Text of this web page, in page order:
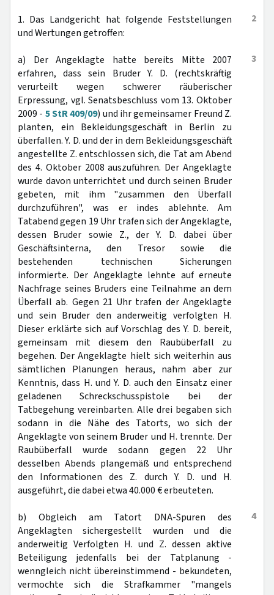
2
1. Das Landgericht hat folgende Feststellungen
und Wertungen getroffen:
3
a) Der Angeklagte hatte bereits Mitte 2007
erfahren, dass sein Bruder Y. D. (rechtskräftig
verurteilt wegen schwerer räuberischer
Erpressung, vgl. Senatsbeschluss vom 13. Oktober
2009 - 5 StR 409/09) und ihr gemeinsamer Freund Z.
planten, ein Bekleidungsgeschäft in Berlin zu
überfallen. Y. D. und der in dem Bekleidungsgeschäft
angestellte Z. entschlossen sich, die Tat am Abend
des 4. Oktober 2008 auszuführen. Der Angeklagte
wurde davon unterrichtet und durch seinen Bruder
gebeten, mit ihm "zusammen den Überfall
durchzuführen", was er indes ablehnte. Am
Tatabend gegen 19 Uhr trafen sich der Angeklagte,
dessen Bruder sowie Z., der Y. D. dabei über
Geschäftsinterna, den Tresor sowie die
bestehenden technischen Sicherungen
informierte. Der Angeklagte lehnte auf erneute
Nachfrage seines Bruders eine Teilnahme an dem
Überfall ab. Gegen 21 Uhr trafen der Angeklagte
und sein Bruder den anderweitig verfolgten H.
Dieser erklärte sich auf Vorschlag des Y. D. bereit,
gemeinsam mit diesem den Raubüberfall zu
begehen. Der Angeklagte hielt sich weiterhin aus
sämtlichen Planungen heraus, nahm aber zur
Kenntnis, dass H. und Y. D. auch den Einsatz einer
geladenen Schreckschusspistole bei der
Tatbegehung vereinbarten. Alle drei begaben sich
sodann in die Nähe des Tatorts, wo sich der
Angeklagte von seinem Bruder und H. trennte. Der
Raubüberfall wurde sodann gegen 22 Uhr
desselben Abends plangemäß und entsprechend
den Informationen des Z. durch Y. D. und H.
ausgeführt, die dabei etwa 40.000 € erbeuteten.
4
b) Obgleich am Tatort DNA-Spuren des
Angeklagten sichergestellt wurden und die
anderweitig Verfolgten H. und Z. dessen aktive
Beteiligung jedenfalls bei der Tatplanung -
wenngleich nicht übereinstimmend - bekundeten,
vermochte sich die Strafkammer "mangels